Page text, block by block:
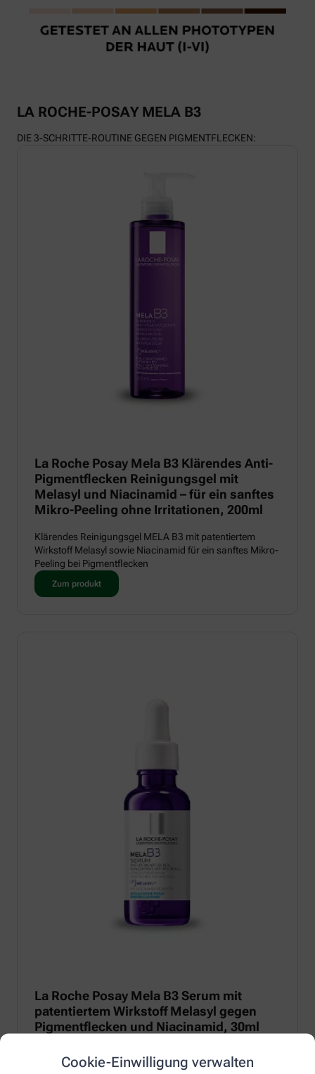
Cookie-Einwilligung verwalten
LA ROCHE-POSAY MELA B3
DIE 3-SCHRITTE-ROUTINE GEGEN PIGMENTFLECKEN:
La Roche Posay Mela B3 Klärendes Anti-
Pigmentflecken Reinigungsgel mit
Melasyl und Niacinamid – für ein sanftes
Mikro-Peeling ohne Irritationen, 200ml
Klärendes Reinigungsgel MELA B3 mit patentiertem
Wirkstoff Melasyl sowie Niacinamid für ein sanftes Mikro-
Peeling bei Pigmentflecken
Zum produkt
La Roche Posay Mela B3 Serum mit
patentiertem Wirkstoff Melasyl gegen
Pigmentflecken und Niacinamid, 30ml
Regulierung von Melanin und 10 % Niacinamid für eine